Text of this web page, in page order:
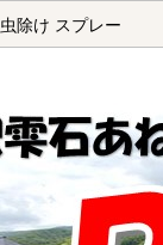
虫除け スプレー